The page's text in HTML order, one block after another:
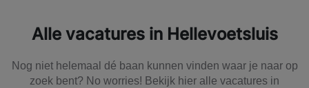
Alle vacatures in Hellevoetsluis
Nog niet helemaal dé baan kunnen vinden waar je naar op
zoek bent? No worries! Bekijk hier alle vacatures in